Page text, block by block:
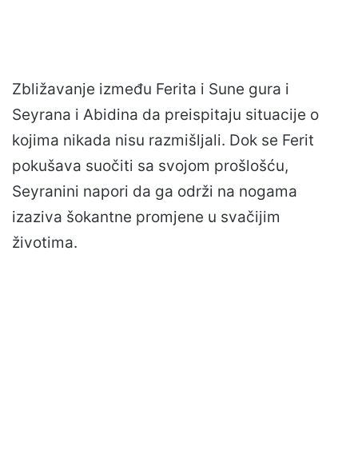
Zbližavanje između Ferita i Sune gura i
Seyrana i Abidina da preispitaju situacije o
kojima nikada nisu razmišljali. Dok se Ferit
pokušava suočiti sa svojom prošlošću,
Seyranini napori da ga održi na nogama
izaziva šokantne promjene u svačijim
životima.